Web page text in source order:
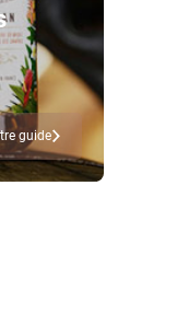
guide